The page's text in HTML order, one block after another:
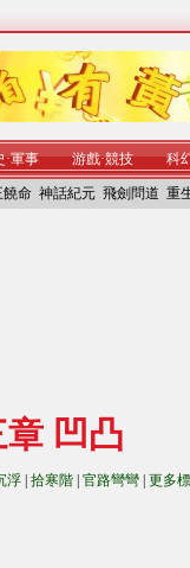
·軍事 游戲·競技 科
饒命 神話紀元 飛劍問道 重
凹凸
浮 拾寒階 官路彎彎 更多